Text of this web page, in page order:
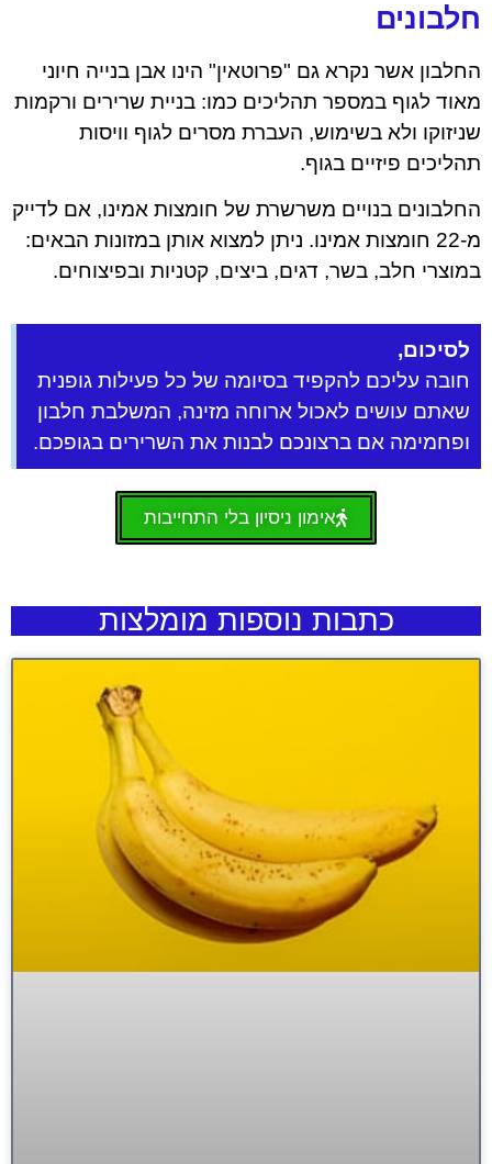
חלבונים
החלבון אשר נקרא גם "פרוטאין" הינו אבן בנייה חיוני
מאוד לגוף במספר תהליכים כמו: בניית שרירים ורקמות
שניזוקו ולא בשימוש, העברת מסרים לגוף וויסות
תהליכים פיזיים בגוף.
החלבונים בנויים משרשרת של חומצות אמינו, אם לדייק
מ-22 חומצות אמינו. ניתן למצוא אותן במזונות הבאים:
במוצרי חלב, בשר, דגים, ביצים, קטניות ובפיצוחים.
לסיכום,
חובה עליכם להקפיד בסיומה של כל פעילות גופנית
שאתם עושים לאכול ארוחה מזינה, המשלבת חלבון
ופחמימה אם ברצונכם לבנות את השרירים בגופכם.
אימון ניסיון בלי התחייבות
כתבות נוספות מומלצות